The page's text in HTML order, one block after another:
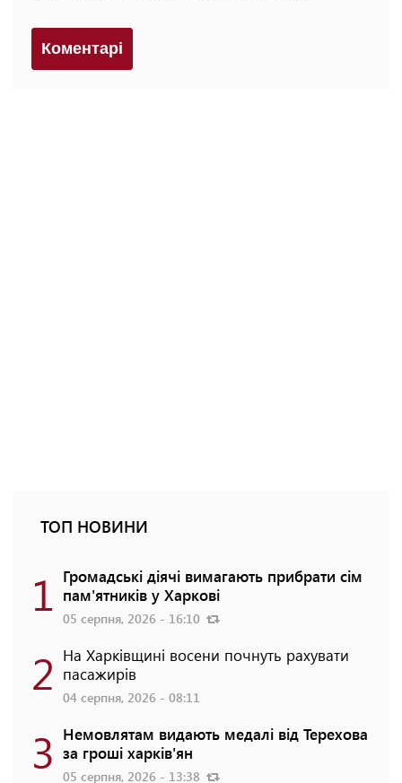
Коментарi
ТОП НОВИНИ
1 Громадські діячі вимагають прибрати сім
пам'ятників у Харкові
05 серпня, 2026 - 16:10
2 На Харківщині восени почнуть рахувати
пасажирів
04 серпня, 2026 - 08:11
3 Немовлятам видають медалі від Терехова
за гроші харків'ян
05 серпня, 2026 - 13:38